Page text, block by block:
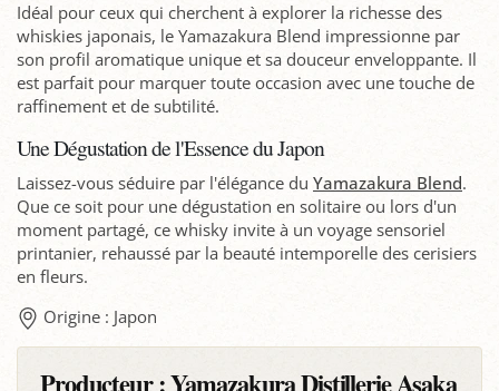
Idéal pour ceux qui cherchent à explorer la richesse des
whiskies japonais, le Yamazakura Blend impressionne par
son profil aromatique unique et sa douceur enveloppante. Il
est parfait pour marquer toute occasion avec une touche de
raffinement et de subtilité.
Une Dégustation de l'Essence du Japon
Laissez-vous séduire par l'élégance du Yamazakura Blend.
Que ce soit pour une dégustation en solitaire ou lors d'un
moment partagé, ce whisky invite à un voyage sensoriel
printanier, rehaussé par la beauté intemporelle des cerisiers
en fleurs.
Origine : Japon